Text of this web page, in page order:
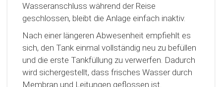
Wasseranschluss während der Reise
geschlossen, bleibt die Anlage einfach inaktiv.
Nach einer längeren Abwesenheit empfiehlt es
sich, den Tank einmal vollständig neu zu befüllen
und die erste Tankfüllung zu verwerfen. Dadurch
wird sichergestellt, dass frisches Wasser durch
Membran und Leitungen geflossen ist.